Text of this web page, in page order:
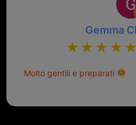
Gemma
Molto gentili e preparati